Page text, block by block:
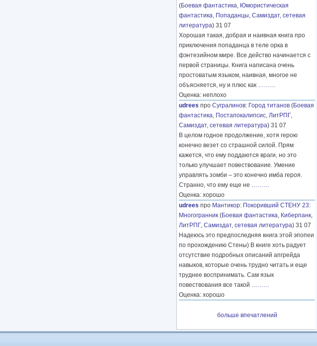
(Боевая фантастика, Юмористическая
фантастика, Попаданцы, Самиздат, сетевая
литература) 31 07
Хорошая такая, добрая и наивная книга про
приключения попаданца в теле орка в
фэнтезийном мире. Все действо начинается с
первой страницы. Книга написана очень
простоватым языком, наивная, многое не
объясняется, ну и плюс как ………
Оценка: неплохо
udrees про Сугралинов: Город титанов (Боевая
фантастика, Постапокалипсис, ЛитРПГ,
Самиздат, сетевая литература) 31 07
В целом годное продолжение, хотя герою
конечно везет со страшной силой. Прям
кажется, что ему поддаются враги, но это
только улучшает повествование. Умение
управлять зомби – это конечно имба героя.
Странно, что ему еще не ………
Оценка: хорошо
udrees про Мантикор: Покоривший СТЕНУ 23:
Многогранник (Боевая фантастика, Киберпанк,
ЛитРПГ, Самиздат, сетевая литература) 31 07
Надеюсь это предпоследняя книга этой эпопеи
по прохождению Стены) В книге хоть радует
отсутствие подробных описаний апгрейда
навыков, которые очень трудно читать и еще
труднее воспринимать. Сам язык
повествования все такой ………
Оценка: хорошо
больше впечатлений